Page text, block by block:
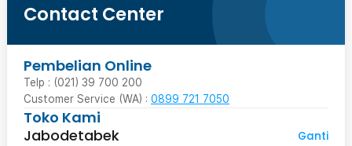
Contact Center
Pembelian Online
Telp : (021) 39 700 200
Customer Service (WA) : 0899 721 7050
Toko Kami
Jabodetabek
Ganti